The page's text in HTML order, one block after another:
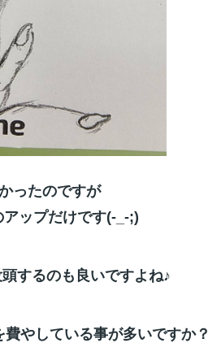
ったのですが
ップだけです(-_-;)
するのも良いですよね♪
やしている事が多いですか？